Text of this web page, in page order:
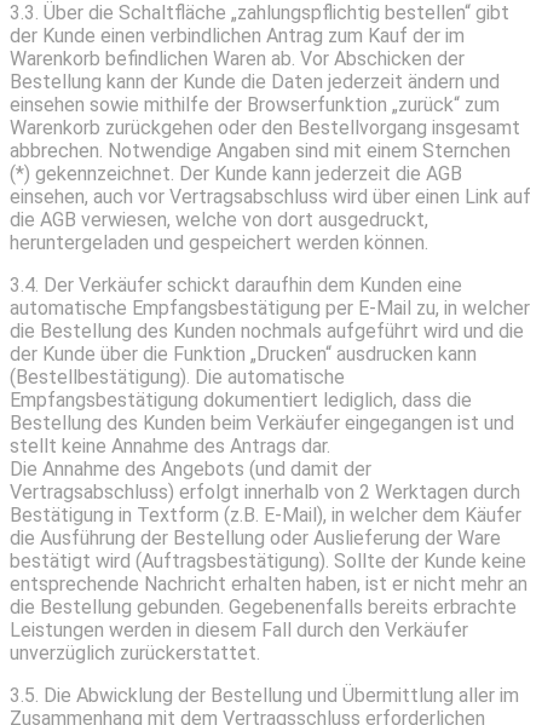
3.3. Über die Schaltfläche „zahlungspflichtig bestellen“ gibt
der Kunde einen verbindlichen Antrag zum Kauf der im
Warenkorb befindlichen Waren ab. Vor Abschicken der
Bestellung kann der Kunde die Daten jederzeit ändern und
einsehen sowie mithilfe der Browserfunktion „zurück“ zum
Warenkorb zurückgehen oder den Bestellvorgang insgesamt
abbrechen. Notwendige Angaben sind mit einem Sternchen
(*) gekennzeichnet. Der Kunde kann jederzeit die AGB
einsehen, auch vor Vertragsabschluss wird über einen Link auf
die AGB verwiesen, welche von dort ausgedruckt,
heruntergeladen und gespeichert werden können.
3.4. Der Verkäufer schickt daraufhin dem Kunden eine
automatische Empfangsbestätigung per E-Mail zu, in welcher
die Bestellung des Kunden nochmals aufgeführt wird und die
der Kunde über die Funktion „Drucken“ ausdrucken kann
(Bestellbestätigung). Die automatische
Empfangsbestätigung dokumentiert lediglich, dass die
Bestellung des Kunden beim Verkäufer eingegangen ist und
stellt keine Annahme des Antrags dar.
Die Annahme des Angebots (und damit der
Vertragsabschluss) erfolgt innerhalb von 2 Werktagen durch
Bestätigung in Textform (z.B. E-Mail), in welcher dem Käufer
die Ausführung der Bestellung oder Auslieferung der Ware
bestätigt wird (Auftragsbestätigung). Sollte der Kunde keine
entsprechende Nachricht erhalten haben, ist er nicht mehr an
die Bestellung gebunden. Gegebenenfalls bereits erbrachte
Leistungen werden in diesem Fall durch den Verkäufer
unverzüglich zurückerstattet.
3.5. Die Abwicklung der Bestellung und Übermittlung aller im
Zusammenhang mit dem Vertragsschluss erforderlichen